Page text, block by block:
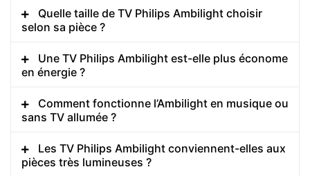
Quelle taille de TV Philips Ambilight choisir
selon sa pièce ?
Une TV Philips Ambilight est-elle plus économe
en énergie ?
Comment fonctionne l’Ambilight en musique ou
sans TV allumée ?
Les TV Philips Ambilight conviennent-elles aux
pièces très lumineuses ?